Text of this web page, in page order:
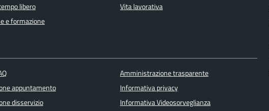
libero
e formazione
Vita lavorativa
appuntamento
disservizio
Amministrazione trasparente
Informativa privacy
Informativa Videosorveglianza